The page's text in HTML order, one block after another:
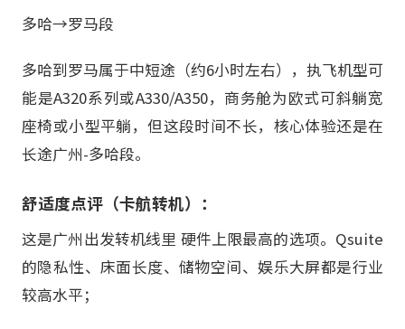
多哈→罗马段
多哈到罗马属于中短途（约6小时左右），执飞机型可
能是A320系列或A330/A350，商务舱为欧式可斜躺宽
座椅或小型平躺，但这段时间不长，核心体验还是在
长途广州-多哈段。
舒适度点评（卡航转机）：
这是广州出发转机线里 硬件上限最高的选项。Qsuite
的隐私性、床面长度、储物空间、娱乐大屏都是行业
较高水平；